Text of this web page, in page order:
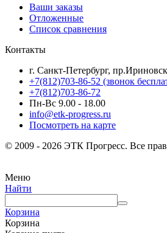
Ваши заказы
Отложенные
Список сравнения
Контакты
г. Санкт-Петербург,
+7(812)703-86-52 (звонок
+7(812)703-86-72
Пн-Вс 9.00 - 18.00
info@etk-progress.ru
Посмотреть на карте
© 2009 - 2026 ЭТК Прогресс. Все
Меню
Найти
Корзина
Корзина